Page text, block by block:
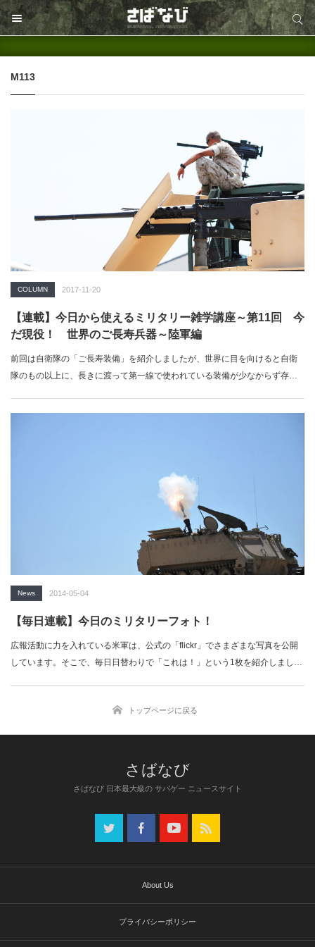
サイト内検索
M113
COLUMN 2017-11-20
【連載】今日から使えるミリタリー雑学講座～第11回 今
だ現役！ 世界のご長寿兵器～陸軍編
前回は自衛隊の「ご長寿装備」を紹介しましたが、世界に目を向けると自衛
隊のもの以上に、長きに渡って第一線で使われている装備が少なからず存在
News 2014-05-04
【毎日連載】今日のミリタリーフォト！
広報活動に力を入れている米軍は、公式の「flickr」でさまざまな写真を公開
しています。そこで、毎日日替わりで「これは！」という1枚を紹介しましょ
トップページに戻る
さばなび 日本最大級の サバゲー ニュースサイト
About Us
プライバシーポリシー
サイト内検索